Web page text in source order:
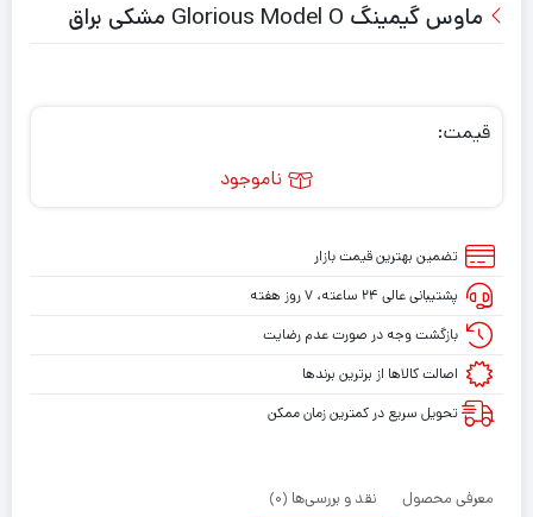
ماوس گیمینگ Glorious Model O مشکی براق
قیمت:
ناموجود
تضمین بهترین قیمت بازار
پشتیبانی عالی ۲۴ ساعته، ۷ روز هفته
بازگشت وجه در صورت عدم رضایت
اصالت کالاها از برترین برندها
تحویل سریع در کمترین زمان ممکن
معرفی محصول نقد و بررسی‌ها (0)